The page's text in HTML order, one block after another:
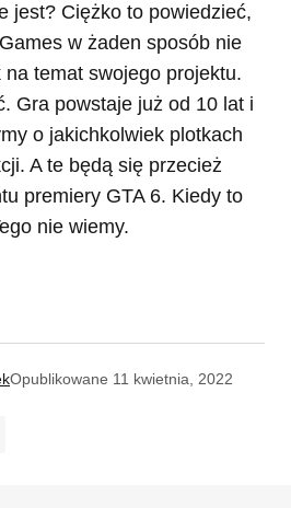
jest? Ciężko to powiedzieć,
w żaden sposób nie
temat swojego projektu.
Gra powstaje już od 10 lat i
o jakichkolwiek plotkach
A te będą się przecież
premiery GTA 6. Kiedy to
nie wiemy.
Opublikowane 11 kwietnia, 2022